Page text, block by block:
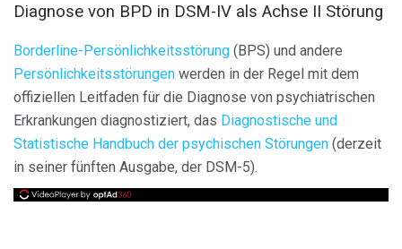
Diagnose von BPD in DSM-IV als Achse II Störung
Borderline-Persönlichkeitsstörung (BPS) und andere
Persönlichkeitsstörungen werden in der Regel mit dem
offiziellen Leitfaden für die Diagnose von psychiatrischen
Erkrankungen diagnostiziert, das Diagnostische und
Statistische Handbuch der psychischen Störungen (derzeit
in seiner fünften Ausgabe, der DSM-5).